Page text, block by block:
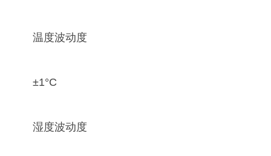
温度波动度
±1°C
湿度波动度